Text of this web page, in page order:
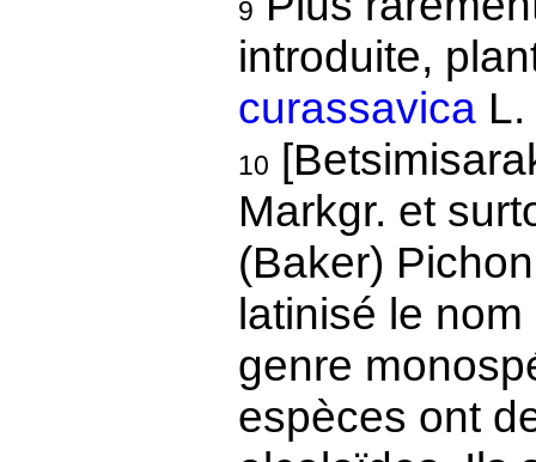
9
introduite,
curassavicaL.
10
Markgr. et
(Baker)
latinisé le
genre
espèces ont